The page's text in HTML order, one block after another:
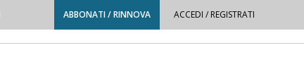
ABBONATI / RINNOVA ACCEDI / REGISTRATI